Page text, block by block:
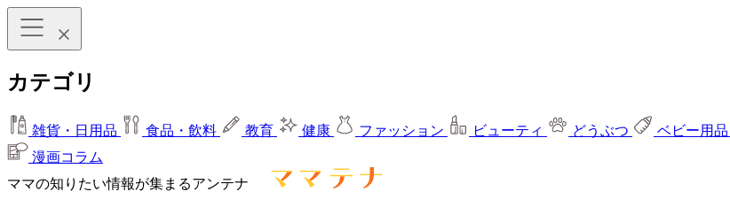
カテゴリ
雑貨・日用品 食品・飲料 教育 健康 ファッション ビューティ どうぶつ ベビー用品
漫画コラム
ママの知りたい情報が集まるアンテナ